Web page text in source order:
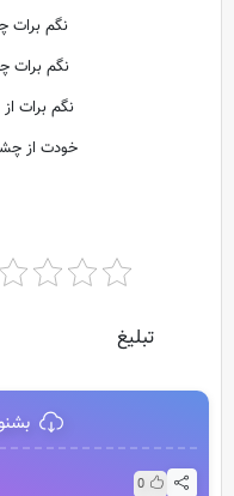
نگم برات
نگم برات
نگم برات
خودت از
تبلیغ
0